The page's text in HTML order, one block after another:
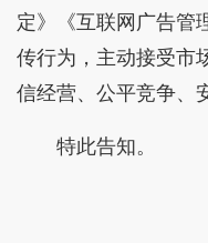
定》《互联网广告管
传行为，主动接受市
信经营、公平竞争、
特此告知。